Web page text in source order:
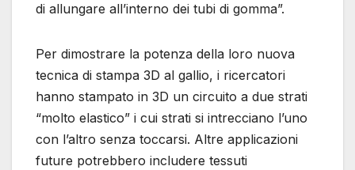
di allungare all’interno dei tubi di gomma”.
Per dimostrare la potenza della loro nuova
tecnica di stampa 3D al gallio, i ricercatori
hanno stampato in 3D un circuito a due strati
“molto elastico” i cui strati si intrecciano l’uno
con l’altro senza toccarsi. Altre applicazioni
future potrebbero includere tessuti